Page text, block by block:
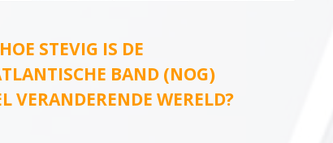
HOE STEVIG IS DE
BAND (NOG)
VERANDERENDE WERELD?